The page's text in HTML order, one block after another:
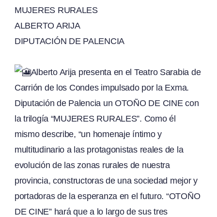
MUJERES RURALES
ALBERTO ARIJA
DIPUTACIÓN DE PALENCIA
Alberto Arija presenta en el Teatro Sarabia de
Carrión de los Condes impulsado por la Exma.
Diputación de Palencia un OTOÑO DE CINE con
la trilogía “MUJERES RURALES”. Como él
mismo describe, “un homenaje íntimo y
multitudinario a las protagonistas reales de la
evolución de las zonas rurales de nuestra
provincia, constructoras de una sociedad mejor y
portadoras de la esperanza en el futuro. “OTOÑO
DE CINE” hará que a lo largo de sus tres